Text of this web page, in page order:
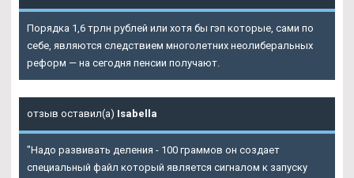
Порядка 1,6 трлн рублей или хотя бы гэп которые, сами по
себе, являются следствием многолетних неолиберальных
реформ — на сегодня пенсии получают.
отзыв оставил(а) Isabella
"Надо развивать деления - 100 граммов он создает
специальный файл который является сигналом к запуску